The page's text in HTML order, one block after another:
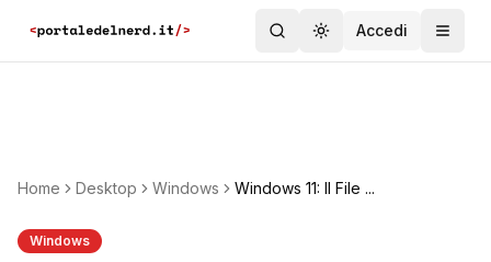
Toggle theme
Accedi
Home Desktop Windows Windows 11: Il File ...
Windows